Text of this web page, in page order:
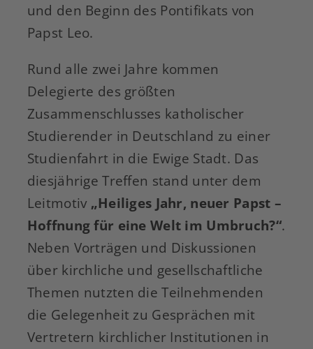
und den Beginn des Pontifikats von
Papst Leo.
Rund alle zwei Jahre kommen
Delegierte des größten
Zusammenschlusses katholischer
Studierender in Deutschland zu einer
Studienfahrt in die Ewige Stadt. Das
diesjährige Treffen stand unter dem
Leitmotiv „Heiliges Jahr, neuer Papst –
Hoffnung für eine Welt im Umbruch?“.
Neben Vorträgen und Diskussionen
über kirchliche und gesellschaftliche
Themen nutzten die Teilnehmenden
die Gelegenheit zu Gesprächen mit
Vertretern kirchlicher Institutionen in